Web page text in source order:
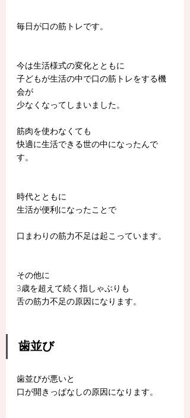
毎日が口の筋トレです。
今は生活様式の変化とともに
子どもが生活の中で口の筋トレをする機
会が
少なくなってしまいました。
筋肉を使わなくても
快適に生活できる世の中になったんで
す。
時代とともに
生活が便利になったことで
口まわりの筋力不足は起こっています。
その他に
3歳を超えて続く指しゃぶりも
舌の筋力不足の原因になります。
歯並び
歯並びが悪いと
口が開きっぱなしの原因になります。